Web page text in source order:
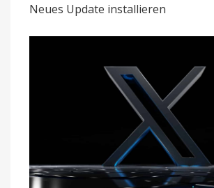
und
Neues Update installieren